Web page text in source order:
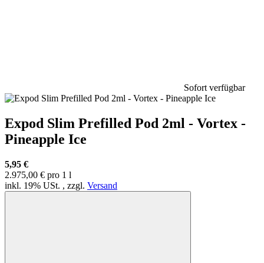
Sofort verfügbar
Expod Slim Prefilled Pod 2ml - Vortex -
Pineapple Ice
5,95 €
2.975,00 € pro 1 l
inkl. 19% USt. , zzgl. Versand